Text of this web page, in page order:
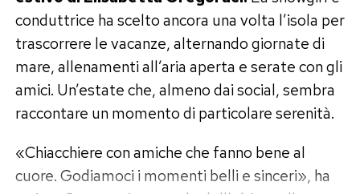
conduttrice ha scelto ancora una volta l’isola per
trascorrere le vacanze, alternando giornate di
mare, allenamenti all’aria aperta e serate con gli
amici. Un’estate che, almeno dai social, sembra
raccontare un momento di particolare serenità.
«Chiacchiere con amiche che fanno bene al
cuore. Godiamoci i momenti belli e sinceri», ha